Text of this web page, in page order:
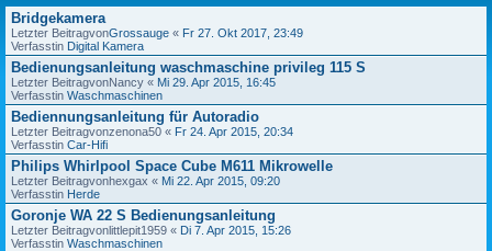
Bridgekamera
Letzter BeitragvonGrossauge « Fr 27. Okt 2017, 23:49
Verfasstin Digital Kamera
Bedienungsanleitung waschmaschine privileg 115 S
Letzter BeitragvonNancy « Mi 29. Apr 2015, 16:45
Verfasstin Waschmaschinen
Bediennungsanleitung für Autoradio
Letzter Beitragvonzenona50 « Fr 24. Apr 2015, 20:34
Verfasstin Car-Hifi
Philips Whirlpool Space Cube M611 Mikrowelle
Letzter Beitragvonhexgax « Mi 22. Apr 2015, 09:20
Verfasstin Herde
Goronje WA 22 S Bedienungsanleitung
Letzter Beitragvonlittlepit1959 « Di 7. Apr 2015, 15:26
Verfasstin Waschmaschinen